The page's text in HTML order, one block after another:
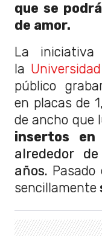
que se
de amor.
La
la
público
en placas de
de ancho que
insertos en
alrededor
años.
sencillamente